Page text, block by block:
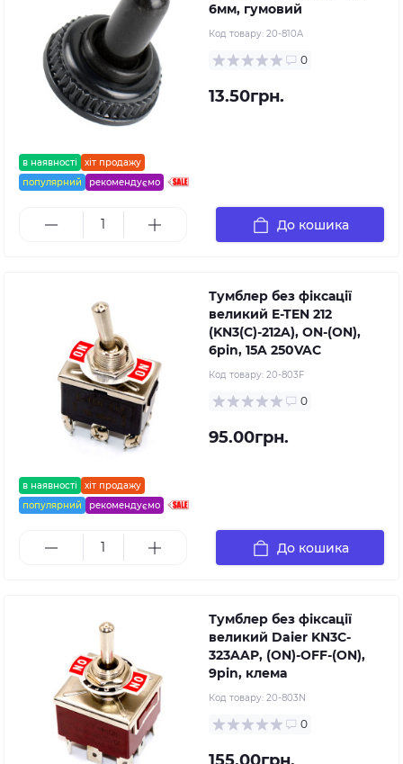
в наявності
хіт продажу
популярний
рекомендуємо
6мм, гумовий
Код товару: 20-810A
0
13.50грн.
До кошика
в наявності
хіт продажу
популярний
рекомендуємо
Тумблер без фіксації
великий E-TEN 212
(KN3(C)-212A), ON-(ON),
6pin, 15A 250VAC
Код товару: 20-803F
0
95.00грн.
До кошика
Тумблер без фіксації
великий Daier KN3C-
323AAP, (ON)-OFF-(ON),
9pin, клема
Код товару: 20-803N
0